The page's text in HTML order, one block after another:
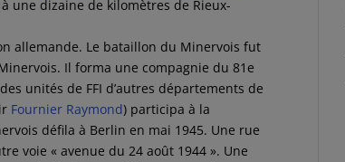
une dizaine de kilomètres de Rieux-
allemande. Le bataillon du Minervois fut
Il forma une compagnie du 81e
unités de FFI d’autres départements de
Fournier Raymond) participa à la
défila à Berlin en mai 1945. Une rue
voie « avenue du 24 août 1944 ». Une